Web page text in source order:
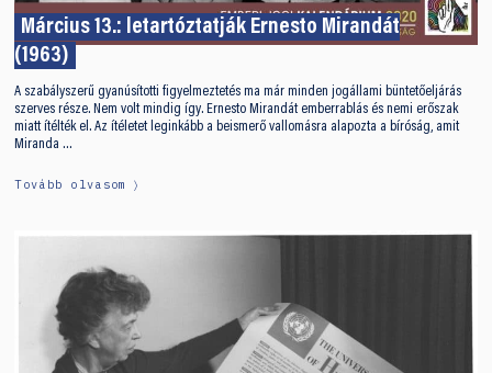
Március 13.: letartóztatják Ernesto Mirandát
(1963)
A szabályszerű gyanúsítotti figyelmeztetés ma már minden jogállami büntetőeljárás
szerves része. Nem volt mindig így. Ernesto Mirandát emberrablás és nemi erőszak
miatt ítélték el. Az ítéletet leginkább a beismerő vallomásra alapozta a bíróság, amit
Miranda …
Tovább olvasom